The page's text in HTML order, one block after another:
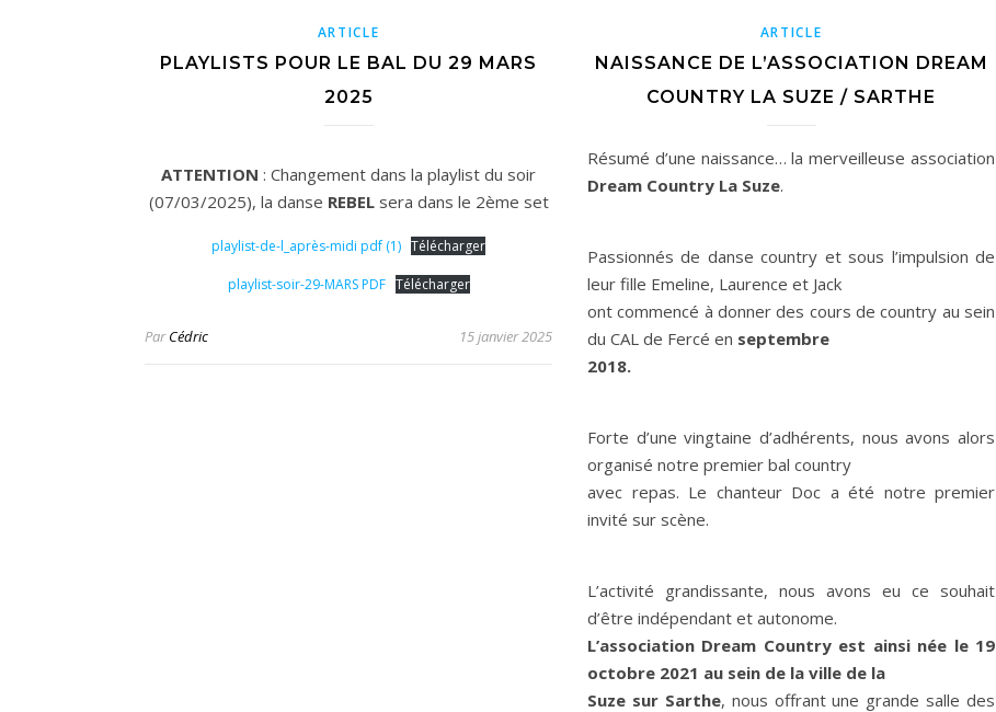
ARTICLE
PLAYLISTS POUR LE BAL DU 29 MARS
2025
ATTENTION : Changement dans la playlist du soir
(07/03/2025), la danse REBELsera dans le 2ème set
playlist-de-l_après-midi pdf (1) Télécharger
playlist-soir-29-MARS PDF Télécharger
ParCédric 15 janvier 2025
ARTICLE
NAISSANCE DE L’ASSOCIATION DREAM
COUNTRY LA SUZE / SARTHE
Résumé d’une naissance… la merveilleuse association
Dream Country La Suze.
Passionnés de danse country et sous l’impulsion de
leur fille Emeline, Laurence et Jack
ont commencé à donner des cours de country au sein
du CAL de Fercé en septembre
2018.
Forte d’une vingtaine d’adhérents, nous avons alors
organisé notre premier bal country
avec repas. Le chanteur Doc a été notre premier
invité sur scène.
L’activité grandissante, nous avons eu ce souhait
d’être indépendant et autonome.
L’association Dream Country est ainsi née le 19
octobre 2021 au sein de la ville de la
Suze sur Sarthe, nous offrant une grande salle des